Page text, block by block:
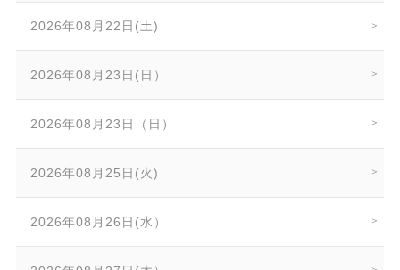
2026年08月22日(土)
2026年08月23日(日）
2026年08月23日（日）
2026年08月25日(火)
2026年08月26日(水）